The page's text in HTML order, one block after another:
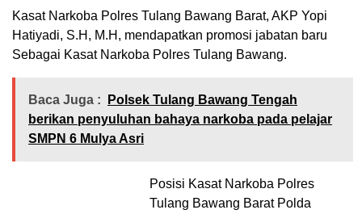
Kasat Narkoba Polres Tulang Bawang Barat, AKP Yopi
Hatiyadi, S.H, M.H, mendapatkan promosi jabatan baru
Sebagai Kasat Narkoba Polres Tulang Bawang.
Baca Juga :
Polsek Tulang Bawang Tengah
berikan penyuluhan bahaya narkoba pada pelajar
SMPN 6 Mulya Asri
Posisi Kasat Narkoba Polres
Tulang Bawang Barat Polda